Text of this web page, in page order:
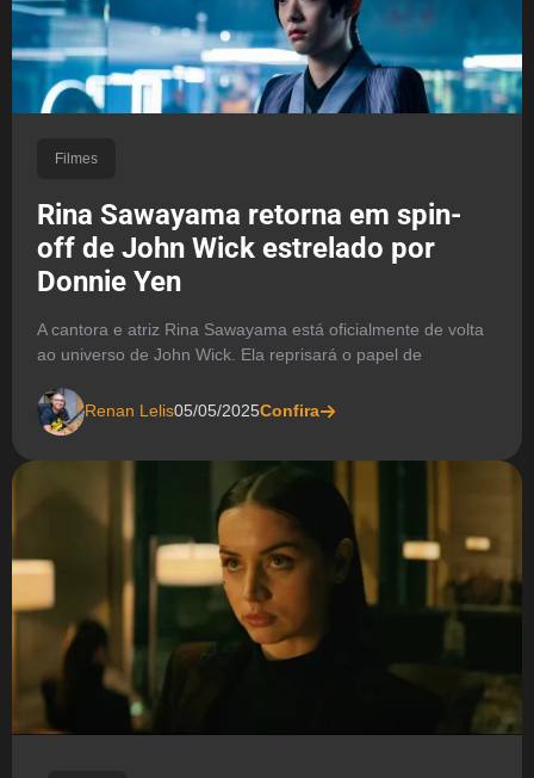
Filmes
Rina Sawayama retorna em spin-
off de John Wick estrelado por
Donnie Yen
A cantora e atriz Rina Sawayama está oficialmente de volta
ao universo de John Wick. Ela reprisará o papel de
Renan Lelis05/05/2025Confira